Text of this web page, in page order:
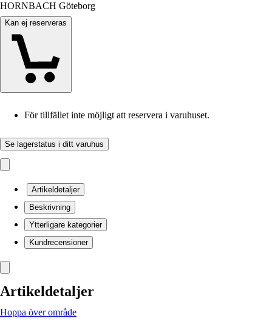
HORNBACH Göteborg
Kan ej reserveras
För tillfället inte möjligt att reservera i varuhuset.
Se lagerstatus i ditt varuhus
Artikeldetaljer
Beskrivning
Ytterligare kategorier
Kundrecensioner
Artikeldetaljer
Hoppa över område